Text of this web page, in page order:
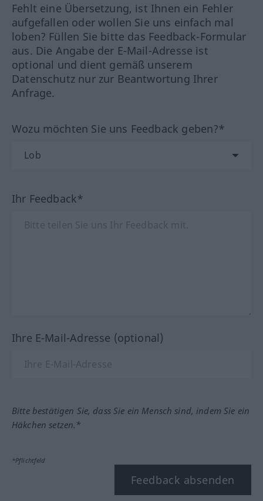
Fehlt eine Übersetzung, ist Ihnen ein Fehler
aufgefallen oder wollen Sie uns einfach mal
loben? Füllen Sie bitte das Feedback-Formular
aus. Die Angabe der E-Mail-Adresse ist
optional und dient gemäß unserem
Datenschutz nur zur Beantwortung Ihrer
Anfrage.
Wozu möchten Sie uns Feedback geben?*
Ihr Feedback*
Ihre E-Mail-Adresse (optional)
Bitte bestätigen Sie, dass Sie ein Mensch sind, indem Sie ein
Häkchen setzen.*
*Pflichtfeld
Feedback absenden